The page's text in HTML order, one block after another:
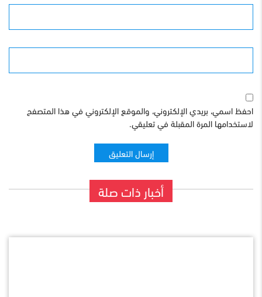
احفظ اسمي، بريدي الإلكتروني، والموقع الإلكتروني في هذا المتصفح
لاستخدامها المرة المقبلة في تعليقي.
أخبار ذات صلة